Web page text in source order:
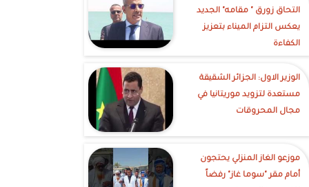
التحاق زورق " مقامه" الجديد
يعكس التزام الميناء بتعزيز
الكفاءة
الوزير الاول: الجزائر الشقيقة
مستعدة لتزويد موريتانيا في
مجال المحروقات
موزعو الغاز المنزلي يحتجون
أمام مقر "سوما غاز" رفضاً